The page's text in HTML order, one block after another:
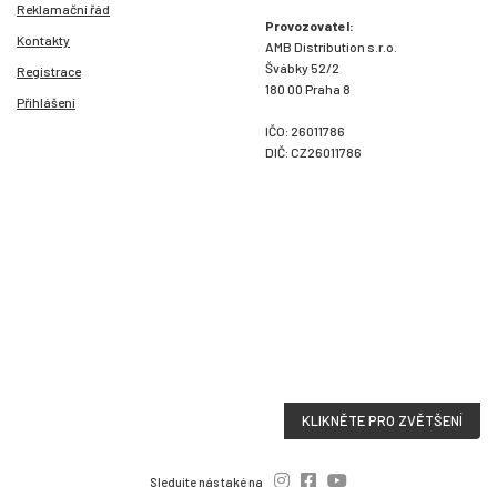
Reklamační řád
Kontakty
Registrace
Přihlášení
Provozovatel:
AMB Distribution s.r.o.
Švábky 52/2
180 00 Praha 8
IČO: 26011786
DIČ: CZ26011786
KLIKNĚTE PRO ZVĚTŠENÍ
Sledujte nás také na